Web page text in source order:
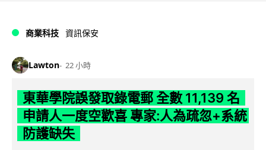
商業科技 資訊保安
Lawton 22 小時
東華學院誤發取錄電郵 全數 11,139 名
申請人一度空歡喜 專家:人為疏忽+系統
防護缺失